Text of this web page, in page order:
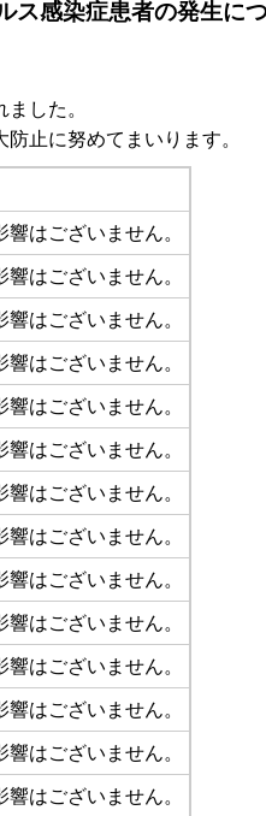
感染症患者の発生に
した。
止に努めてまいります。
はございません。
はございません。
はございません。
はございません。
はございません。
はございません。
はございません。
はございません。
はございません。
はございません。
はございません。
はございません。
はございません。
はございません。